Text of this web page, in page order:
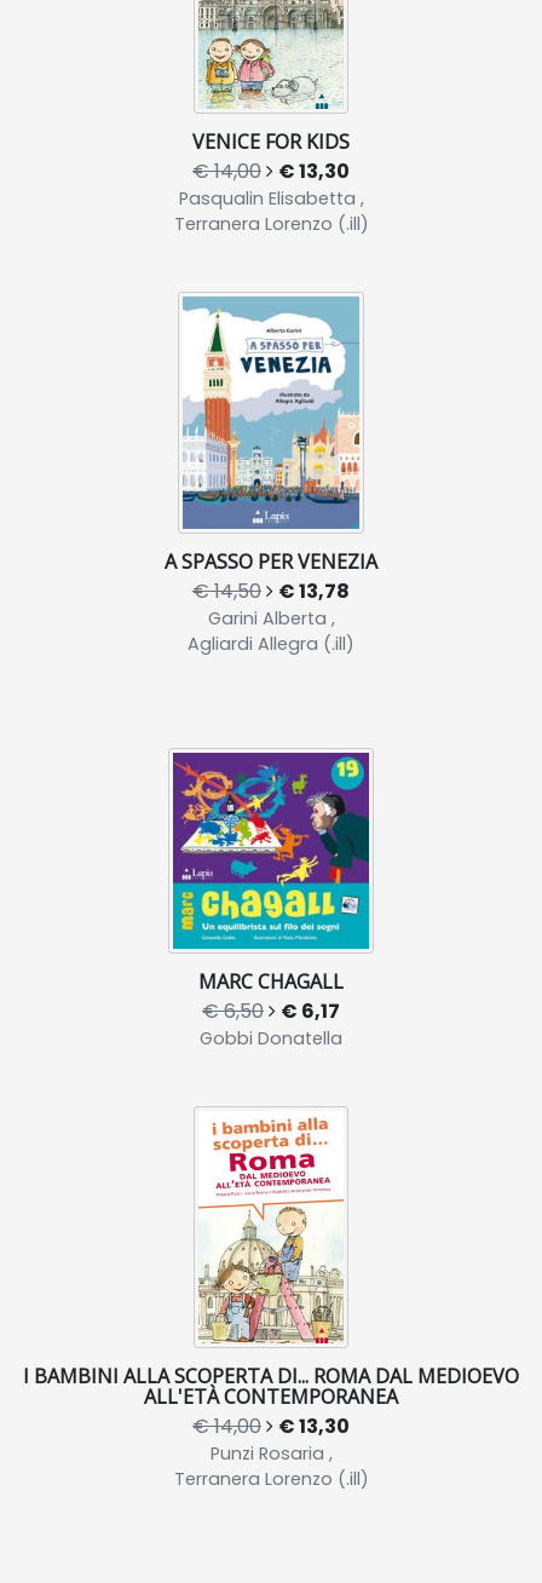
VENICE FOR KIDS
€ 14,00 € 13,30
Pasqualin Elisabetta ,
Terranera Lorenzo (.ill)
A SPASSO PER VENEZIA
€ 14,50 € 13,78
Garini Alberta ,
Agliardi Allegra (.ill)
MARC CHAGALL
€ 6,50 € 6,17
Gobbi Donatella
I BAMBINI ALLA SCOPERTA DI... ROMA DAL MEDIOEVO
ALL'ETÀ CONTEMPORANEA
€ 14,00 € 13,30
Punzi Rosaria ,
Terranera Lorenzo (.ill)